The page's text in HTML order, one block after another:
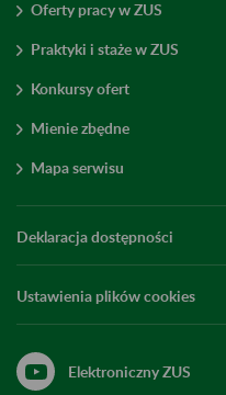
Oferty pracy w ZUS
Praktyki i staże w ZUS
Konkursy ofert
Mienie zbędne
Mapa serwisu
Deklaracja dostępności
Ustawienia plików cookies
Elektroniczny ZUS